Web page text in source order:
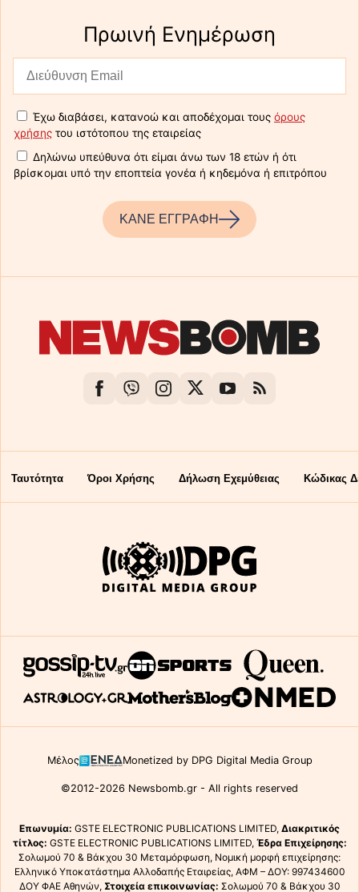
Πρωινή Eνημέρωση
Έχω διαβάσει, κατανοώ και αποδέχομαι τους όρους
χρήσης του ιστότοπου της εταιρείας
Δηλώνω υπεύθυνα ότι είμαι άνω των 18 ετών ή ότι
βρίσκομαι υπό την εποπτεία γονέα ή κηδεμόνα ή επιτρόπου
ΚΑΝΕ ΕΓΓΡΑΦΗ
Ταυτότητα Όροι Χρήσης Δήλωση Εχεμύθειας Κώδικας
Μέλος Monetized by DPG Digital Media Group
©2012-2026 Newsbomb.gr - All rights reserved
Επωνυμία: GSTE ELECTRONIC PUBLICATIONS LIMITED, Διακριτικός
τίτλος: GSTE ELECTRONIC PUBLICATIONS LIMITED, Έδρα Επιχείρησης:
Σολωμού 70 & Βάκχου 30 Μεταμόρφωση, Νομική μορφή επιχείρησης:
Ελληνικό Υποκατάστημα Αλλοδαπής Εταιρείας, ΑΦΜ – ΔΟΥ: 997434600
ΔΟΥ ΦΑΕ Αθηνών, Στοιχεία επικοινωνίας: Σολωμού 70 & Βάκχου 30